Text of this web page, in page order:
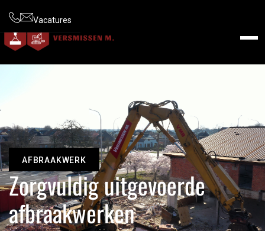
Vacatures
AFBRAAKWERK
Zorgvuldig uitgevoerde
afbraakwerken